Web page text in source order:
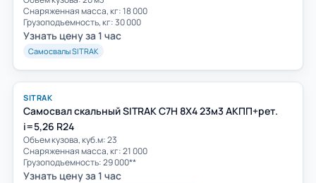
Снаряженная масса, кг: 18 000
Грузоподъемность, кг: 30 000
Узнать цену за 1 час
Самосвалы SITRAK
SITRAK
Самосвал скальный SITRAK C7H 8Х4 23м3 АКПП+рет.
i=5,26 R24
Объем кузова, куб.м: 23
Cнаряженная масса, кг: 21 000
Грузоподъемность: 29 000**
Узнать цену за 1 час